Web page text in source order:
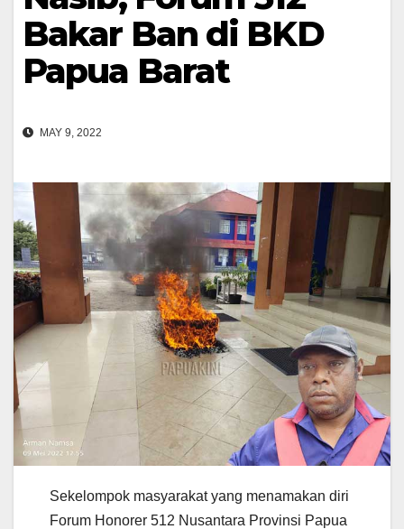
Bakar Ban di BKD
Papua Barat
MAY 9, 2022
Sekelompok masyarakat yang menamakan diri
Forum Honorer 512 Nusantara Provinsi Papua